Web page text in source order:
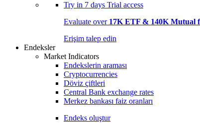
Try in 7 days Trial access
Evaluate over 17K ETF & 140K Mutual
Erişim talep edin
Endeksler
Market Indicators
Endekslerin araması
Cryptocurrencies
Döviz çiftleri
Central Bank exchange rates
Merkez bankası faiz oranları
Endeks oluştur